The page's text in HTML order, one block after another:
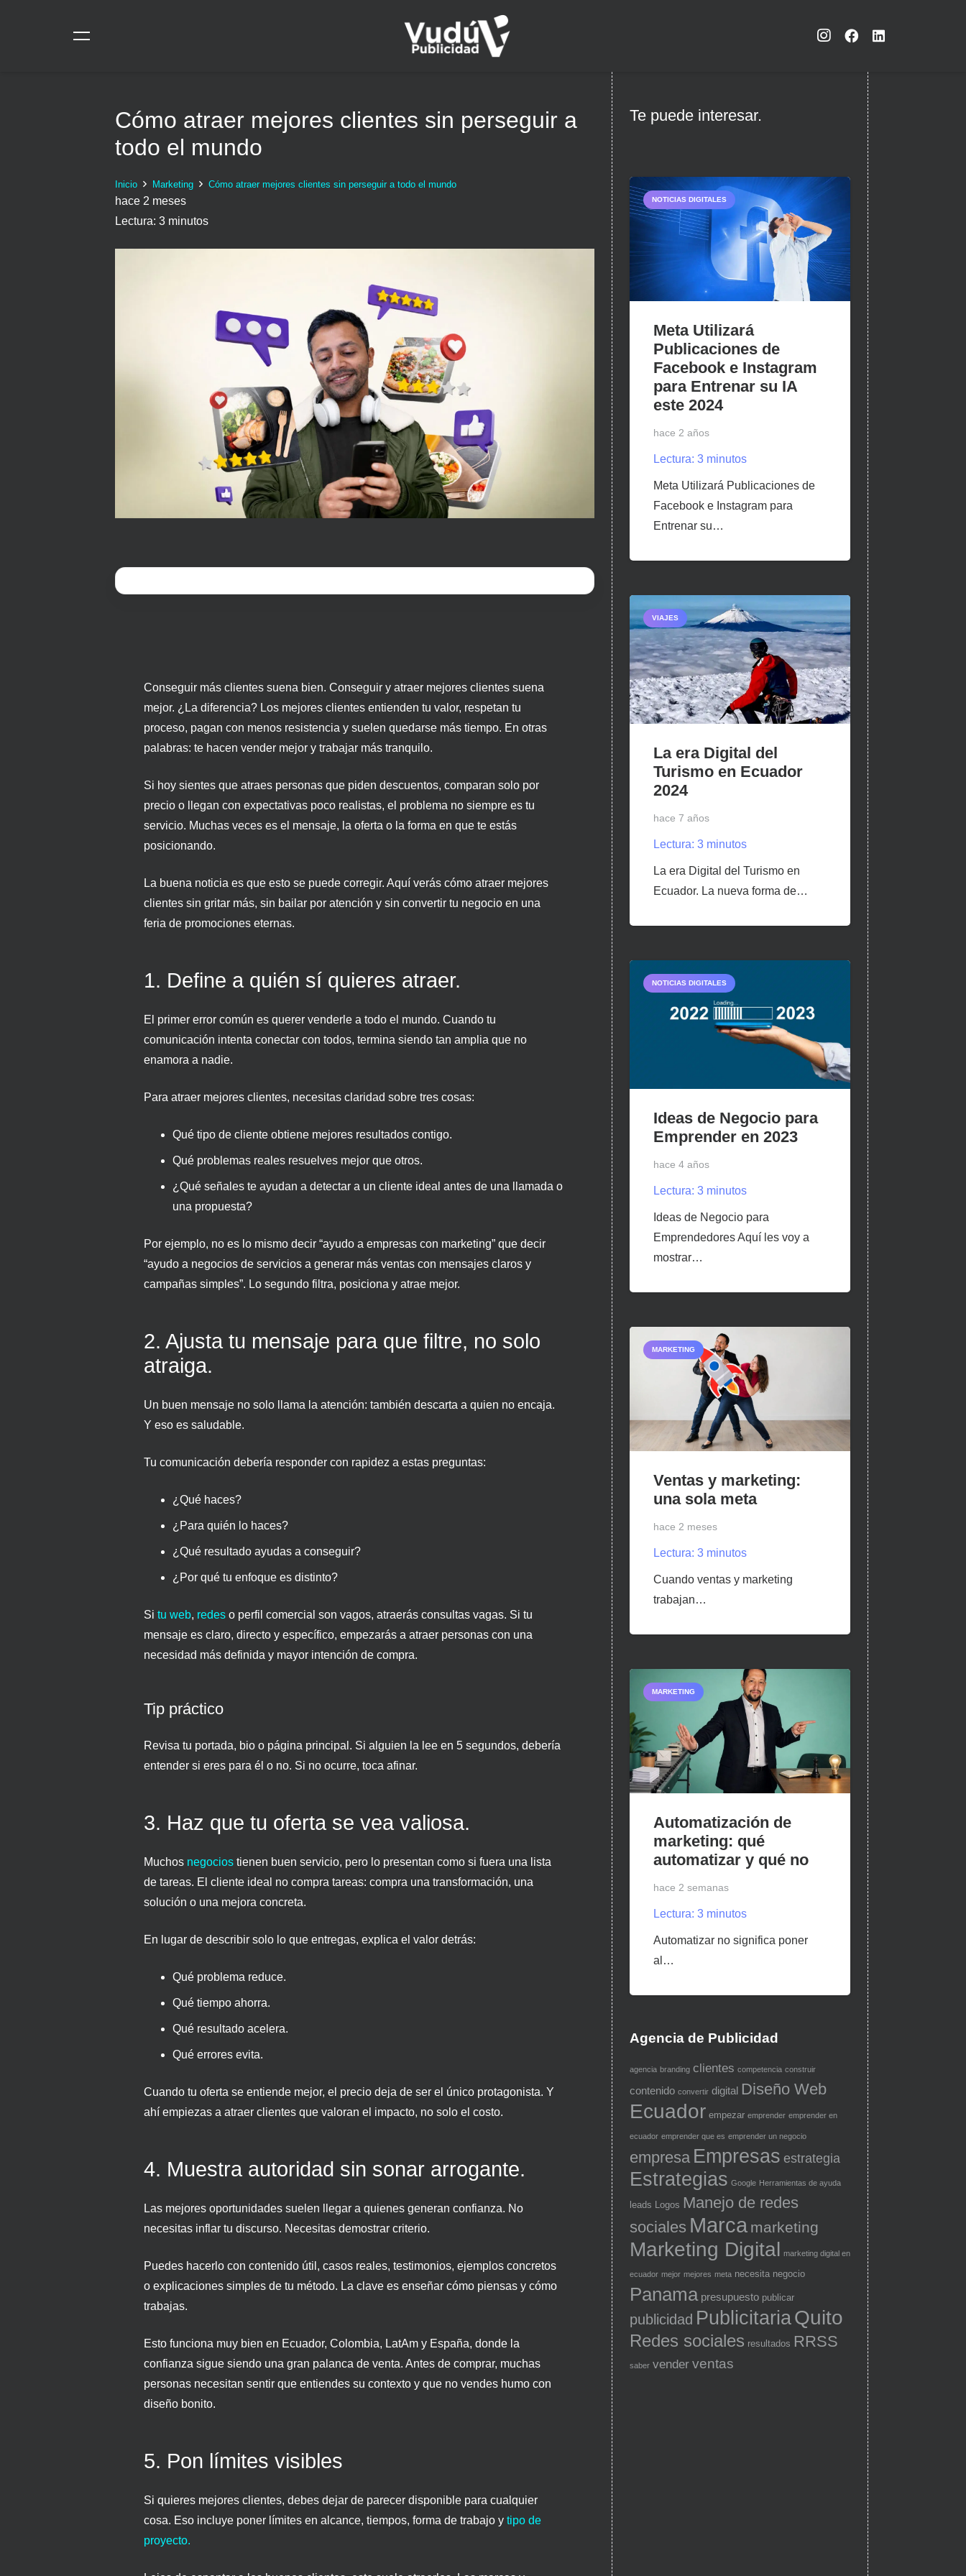
Cómo atraer mejores clientes sin perseguir a
todo el mundo
Inicio Marketing Cómo atraer mejores clientes sin perseguir a todo el mundo
hace 2 meses
Lectura: 3 minutos
Conseguir más clientes suena bien. Conseguir y atraer mejores clientes suena
mejor. ¿La diferencia? Los mejores clientes entienden tu valor, respetan tu
proceso, pagan con menos resistencia y suelen quedarse más tiempo. En otras
palabras: te hacen vender mejor y trabajar más tranquilo.
Si hoy sientes que atraes personas que piden descuentos, comparan solo por
precio o llegan con expectativas poco realistas, el problema no siempre es tu
servicio. Muchas veces es el mensaje, la oferta o la forma en que te estás
posicionando.
La buena noticia es que esto se puede corregir. Aquí verás cómo atraer mejores
clientes sin gritar más, sin bailar por atención y sin convertir tu negocio en una
feria de promociones eternas.
1. Define a quién sí quieres atraer.
El primer error común es querer venderle a todo el mundo. Cuando tu
comunicación intenta conectar con todos, termina siendo tan amplia que no
enamora a nadie.
Para atraer mejores clientes, necesitas claridad sobre tres cosas:
Qué tipo de cliente obtiene mejores resultados contigo.
Qué problemas reales resuelves mejor que otros.
¿Qué señales te ayudan a detectar a un cliente ideal antes de una llamada o
una propuesta?
Por ejemplo, no es lo mismo decir “ayudo a empresas con marketing” que decir
“ayudo a negocios de servicios a generar más ventas con mensajes claros y
campañas simples”. Lo segundo filtra, posiciona y atrae mejor.
2. Ajusta tu mensaje para que filtre, no solo
atraiga.
Un buen mensaje no solo llama la atención: también descarta a quien no encaja.
Y eso es saludable.
Tu comunicación debería responder con rapidez a estas preguntas:
¿Qué haces?
¿Para quién lo haces?
¿Qué resultado ayudas a conseguir?
¿Por qué tu enfoque es distinto?
Si tu web, redes o perfil comercial son vagos, atraerás consultas vagas. Si tu
mensaje es claro, directo y específico, empezarás a atraer personas con una
necesidad más definida y mayor intención de compra.
Tip práctico
Revisa tu portada, bio o página principal. Si alguien la lee en 5 segundos, debería
entender si eres para él o no. Si no ocurre, toca afinar.
3. Haz que tu oferta se vea valiosa.
Muchos negocios tienen buen servicio, pero lo presentan como si fuera una lista
de tareas. El cliente ideal no compra tareas: compra una transformación, una
solución o una mejora concreta.
En lugar de describir solo lo que entregas, explica el valor detrás:
Qué problema reduce.
Qué tiempo ahorra.
Qué resultado acelera.
Qué errores evita.
Cuando tu oferta se entiende mejor, el precio deja de ser el único protagonista. Y
ahí empiezas a atraer clientes que valoran el impacto, no solo el costo.
4. Muestra autoridad sin sonar arrogante.
Las mejores oportunidades suelen llegar a quienes generan confianza. No
necesitas inflar tu discurso. Necesitas demostrar criterio.
Puedes hacerlo con contenido útil, casos reales, testimonios, ejemplos concretos
o explicaciones simples de tu método. La clave es enseñar cómo piensas y cómo
trabajas.
Esto funciona muy bien en Ecuador, Colombia, LatAm y España, donde la
confianza sigue siendo una gran palanca de venta. Antes de comprar, muchas
personas necesitan sentir que entiendes su contexto y que no vendes humo con
diseño bonito.
5. Pon límites visibles
Si quieres mejores clientes, debes dejar de parecer disponible para cualquier
cosa. Eso incluye poner límites en alcance, tiempos, forma de trabajo y tipo de
proyecto.
Te puede interesar.
NOTICIAS DIGITALES
Meta Utilizará
Publicaciones de
Facebook e Instagram
para Entrenar su IA
este 2024
hace 2 años
Lectura: 3 minutos
Meta Utilizará Publicaciones de
Facebook e Instagram para
Entrenar su…
VIAJES
La era Digital del
Turismo en Ecuador
2024
hace 7 años
Lectura: 3 minutos
La era Digital del Turismo en
Ecuador. La nueva forma de…
NOTICIAS DIGITALES
Ideas de Negocio para
Emprender en 2023
hace 4 años
Lectura: 3 minutos
Ideas de Negocio para
Emprendedores Aquí les voy a
mostrar…
MARKETING
Ventas y marketing:
una sola meta
hace 2 meses
Lectura: 3 minutos
Cuando ventas y marketing
trabajan…
MARKETING
Automatización de
marketing: qué
automatizar y qué no
hace 2 semanas
Lectura: 3 minutos
Automatizar no significa poner
al…
Agencia de Publicidad
agencia branding clientes competencia construir
contenido convertir digital Diseño Web
Ecuador empezar emprender emprender en
ecuador emprender que es emprender un negocio
empresa Empresas estrategia
Estrategias Google Herramientas de ayuda
leads Logos Manejo de redes
sociales Marca marketing
Marketing Digital marketing digital en
ecuador mejor mejores meta necesita negocio
Panama presupuesto publicar
publicidad PublicitariaQuito
Redes sociales resultados RRSS
saber vender ventas